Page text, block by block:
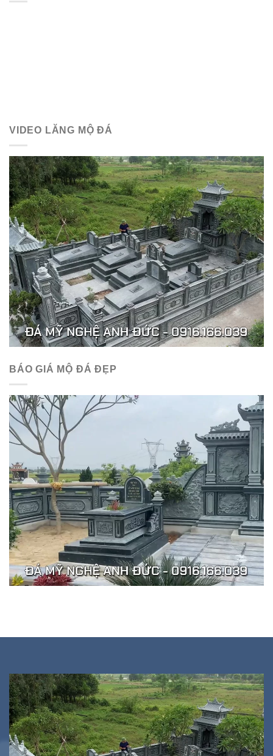
VIDEO LĂNG MỘ ĐÁ
BÁO GIÁ MỘ ĐÁ ĐẸP